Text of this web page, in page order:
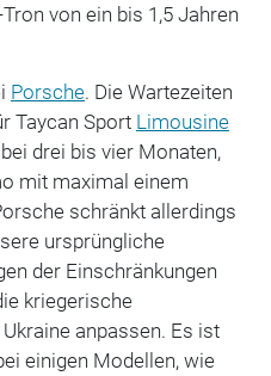
von ein bis 1,5 Jahren
Porsche. Die Wartezeiten
Taycan Sport Limousine
drei bis vier Monaten,
mit maximal einem
schränkt allerdings
ursprüngliche
der Einschränkungen
kriegerische
anpassen. Es ist
einigen Modellen, wie